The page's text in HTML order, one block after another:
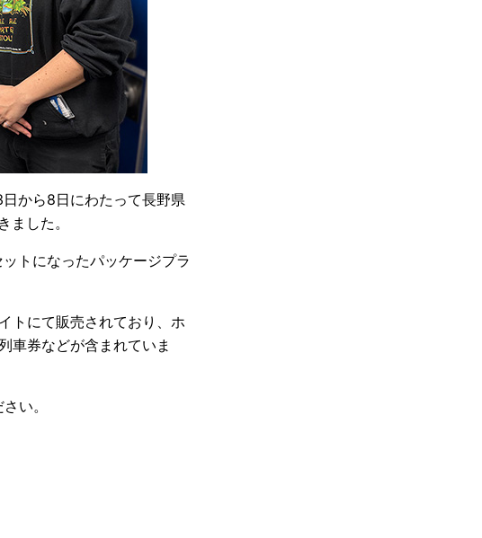
から8日にわたって長野県
した。
トになったパッケージプラ
トにて販売されており、ホ
車券などが含まれていま
い。